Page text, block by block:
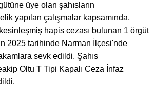
üye olan şahısların
yapılan çalışmalar kapsamında,
hapis cezası bulunan 1 örgüt
2025 tarihinde Narman İlçesi'nde
sevk edildi. Şahıs
Oltu T Tipi Kapalı Ceza İnfaz